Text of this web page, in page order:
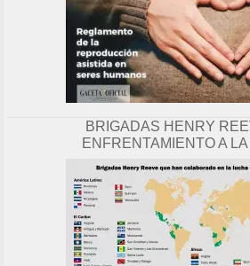
BRIGADAS HENRY
ENFRENTAMIENTO A